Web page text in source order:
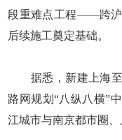
段重难点工程——跨沪
后续施工奠定基础。
据悉，新建上海至
路网规划“八纵八横”
江城市与南京都市圈